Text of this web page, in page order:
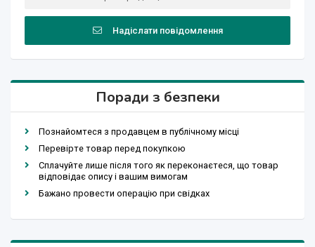
Надіслати повідомлення
Поради з безпеки
Познайомтеся з продавцем в публічному місці
Перевірте товар перед покупкою
Сплачуйте лише після того як переконаєтеся, що товар
відповідає опису і вашим вимогам
Бажано провести операцію при свідках